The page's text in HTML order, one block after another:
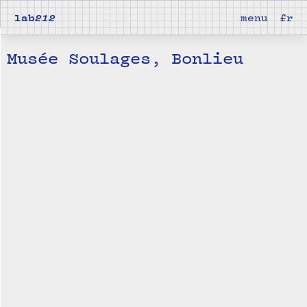
lab212 menu fr
Musée Soulages, Bonlieu